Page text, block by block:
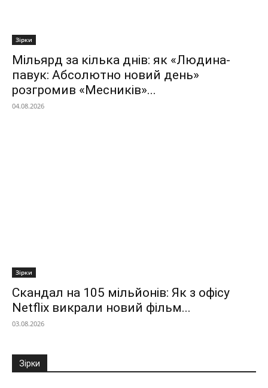
Зірки
Мільярд за кілька днів: як «Людина-
павук: Абсолютно новий день»
розгромив «Месників»...
04.08.2026
Зірки
Скандал на 105 мільйонів: Як з офісу
Netflix викрали новий фільм...
03.08.2026
Зірки